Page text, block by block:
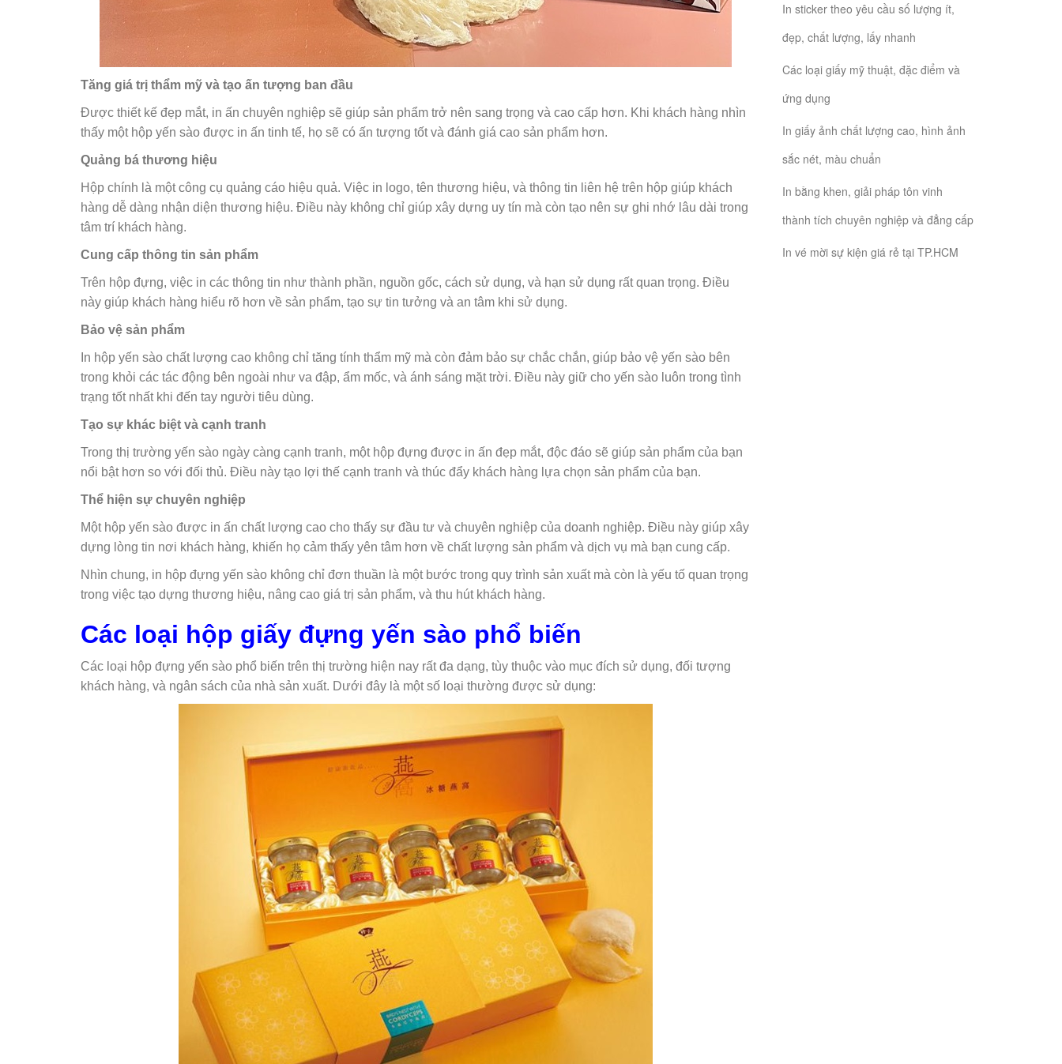
Tăng giá trị thẩm mỹ và tạo ấn tượng ban đầu
Được thiết kế đẹp mắt, in ấn chuyên nghiệp sẽ giúp sản phẩm trở nên sang trọng và cao cấp hơn. Khi khách hàng nhìn
thấy một hộp yến sào được in ấn tinh tế, họ sẽ có ấn tượng tốt và đánh giá cao sản phẩm hơn.
Quảng bá thương hiệu
Hộp chính là một công cụ quảng cáo hiệu quả. Việc in logo, tên thương hiệu, và thông tin liên hệ trên hộp giúp khách
hàng dễ dàng nhận diện thương hiệu. Điều này không chỉ giúp xây dựng uy tín mà còn tạo nên sự ghi nhớ lâu dài trong
tâm trí khách hàng.
Cung cấp thông tin sản phẩm
Trên hộp đựng, việc in các thông tin như thành phần, nguồn gốc, cách sử dụng, và hạn sử dụng rất quan trọng. Điều
này giúp khách hàng hiểu rõ hơn về sản phẩm, tạo sự tin tưởng và an tâm khi sử dụng.
Bảo vệ sản phẩm
In hộp yến sào chất lượng cao không chỉ tăng tính thẩm mỹ mà còn đảm bảo sự chắc chắn, giúp bảo vệ yến sào bên
trong khỏi các tác động bên ngoài như va đập, ẩm mốc, và ánh sáng mặt trời. Điều này giữ cho yến sào luôn trong tình
trạng tốt nhất khi đến tay người tiêu dùng.
Tạo sự khác biệt và cạnh tranh
Trong thị trường yến sào ngày càng cạnh tranh, một hộp đựng được in ấn đẹp mắt, độc đáo sẽ giúp sản phẩm của bạn
nổi bật hơn so với đối thủ. Điều này tạo lợi thế cạnh tranh và thúc đẩy khách hàng lựa chọn sản phẩm của bạn.
Thể hiện sự chuyên nghiệp
Một hộp yến sào được in ấn chất lượng cao cho thấy sự đầu tư và chuyên nghiệp của doanh nghiệp. Điều này giúp xây
dựng lòng tin nơi khách hàng, khiến họ cảm thấy yên tâm hơn về chất lượng sản phẩm và dịch vụ mà bạn cung cấp.
Nhìn chung, in hộp đựng yến sào không chỉ đơn thuần là một bước trong quy trình sản xuất mà còn là yếu tố quan trọng
trong việc tạo dựng thương hiệu, nâng cao giá trị sản phẩm, và thu hút khách hàng.
Các loại hộp giấy đựng yến sào phổ biến
Các loại hộp đựng yến sào phổ biến trên thị trường hiện nay rất đa dạng, tùy thuộc vào mục đích sử dụng, đối tượng
khách hàng, và ngân sách của nhà sản xuất. Dưới đây là một số loại thường được sử dụng:
In sticker theo yêu cầu số lượng ít,
đẹp, chất lượng, lấy nhanh
Các loại giấy mỹ thuật, đặc điểm và
ứng dụng
In giấy ảnh chất lượng cao, hình ảnh
sắc nét, màu chuẩn
In bằng khen, giải pháp tôn vinh
thành tích chuyên nghiệp và đẳng cấp
In vé mời sự kiện giá rẻ tại TP.HCM